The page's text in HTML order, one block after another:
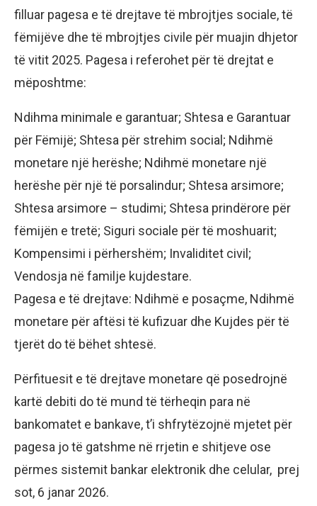
filluar pagesa e të drejtave të mbrojtjes sociale, të
fëmijëve dhe të mbrojtjes civile për muajin dhjetor
të vitit 2025. Pagesa i referohet për të drejtat e
mëposhtme:
Ndihma minimale e garantuar; Shtesa e Garantuar
për Fëmijë; Shtesa për strehim social; Ndihmë
monetare një herëshe; Ndihmë monetare një
herëshe për një të porsalindur; Shtesa arsimore;
Shtesa arsimore – studimi; Shtesa prindërore për
fëmijën e tretë; Siguri sociale për të moshuarit;
Kompensimi i përhershëm; Invaliditet civil;
Vendosja në familje kujdestare.
Pagesa e të drejtave: Ndihmë e posaçme, Ndihmë
monetare për aftësi të kufizuar dhe Kujdes për të
tjerët do të bëhet shtesë.
Përfituesit e të drejtave monetare që posedrojnë
kartë debiti do të mund të tërheqin para në
bankomatet e bankave, t’i shfrytëzojnë mjetet për
pagesa jo të gatshme në rrjetin e shitjeve ose
përmes sistemit bankar elektronik dhe celular, prej
sot, 6 janar 2026.